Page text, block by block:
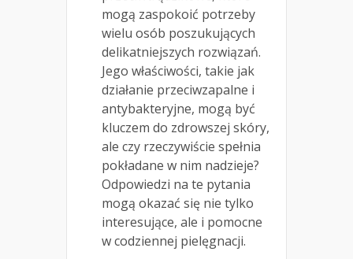
mogą zaspokoić potrzeby
wielu osób poszukujących
delikatniejszych rozwiązań.
Jego właściwości, takie jak
działanie przeciwzapalne i
antybakteryjne, mogą być
kluczem do zdrowszej skóry,
ale czy rzeczywiście spełnia
pokładane w nim nadzieje?
Odpowiedzi na te pytania
mogą okazać się nie tylko
interesujące, ale i pomocne
w codziennej pielęgnacji.